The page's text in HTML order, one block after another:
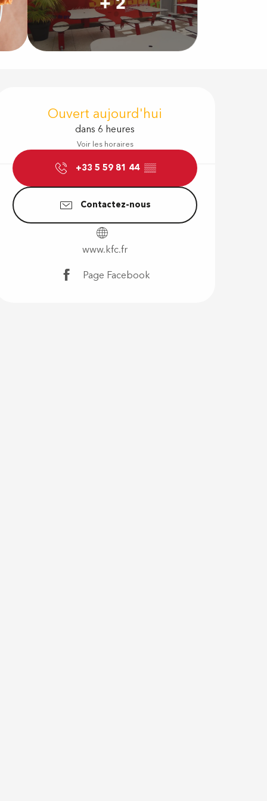
Ouvert aujourd'hui
dans 6 heures
Voir les horaires
+33 5 59 81 44 ▒▒
Contactez-nous
www.kfc.fr
Page Facebook